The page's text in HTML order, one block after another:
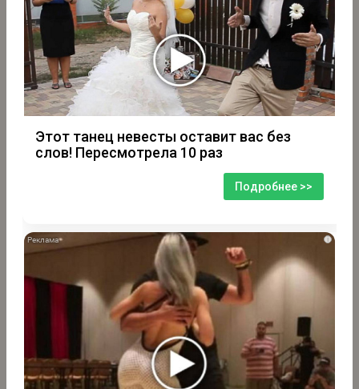
Этот танец невесты оставит вас без
слов! Пересмотрела 10 раз
Подробнее >>
i